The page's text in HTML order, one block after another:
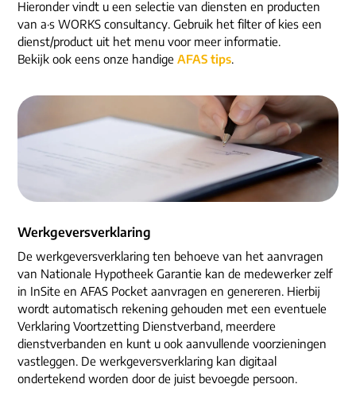
consultancy
werken bij
onze experts
ons dna
contact
vestigingen
Hieronder vindt u een selectie van diensten en producten
van a·s WORKS consultancy. Gebruik het filter of kies een
dienst/product uit het menu voor meer informatie.
Bekijk ook eens onze handige AFAS tips.
Werkgeversverklaring
De werkgeversverklaring ten behoeve van het aanvragen
van Nationale Hypotheek Garantie kan de medewerker zelf
in InSite en AFAS Pocket aanvragen en genereren. Hierbij
wordt automatisch rekening gehouden met een eventuele
Verklaring Voortzetting Dienstverband, meerdere
dienstverbanden en kunt u ook aanvullende voorzieningen
vastleggen. De werkgeversverklaring kan digitaal
ondertekend worden door de juist bevoegde persoon.